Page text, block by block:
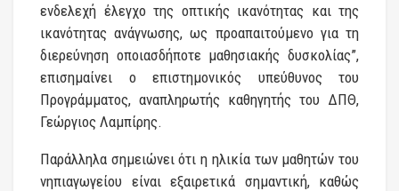
ενδελεχή έλεγχο της οπτικής ικανότητας και της
ικανότητας ανάγνωσης, ως προαπαιτούμενο για τη
διερεύνηση οποιασδήποτε μαθησιακής δυσκολίας”,
επισημαίνει ο επιστημονικός υπεύθυνος του
Προγράμματος, αναπληρωτής καθηγητής του ΔΠΘ,
Γεώργιος Λαμπίρης.
Παράλληλα σημειώνει ότι η ηλικία των μαθητών του
νηπιαγωγείου είναι εξαιρετικά σημαντική, καθώς